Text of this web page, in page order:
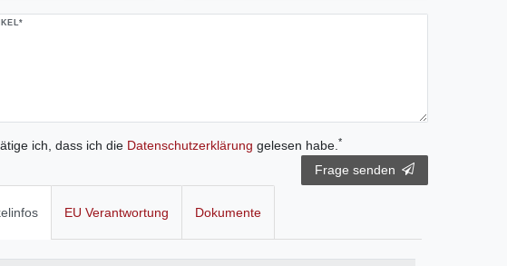
ich, dass ich die Daten­schutz­erklärung gelesen habe.*
Frage senden
EU Verantwortung Dokumente